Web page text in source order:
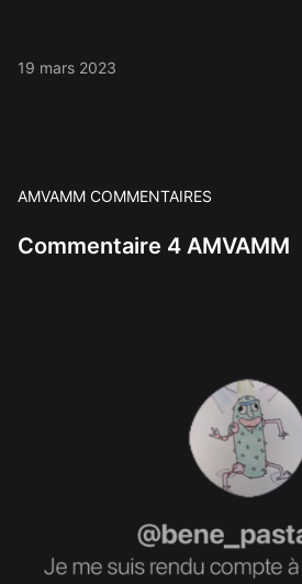
19 mars 2023
AMVAMM COMMENTAIRES
Commentaire 4 AMVAMM